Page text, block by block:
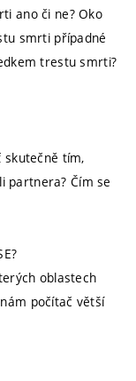
ano či ne? Oko
smrti případné
trestu smrti?
skutečně tím,
partnera? Čím se
oblastech
počítač větší